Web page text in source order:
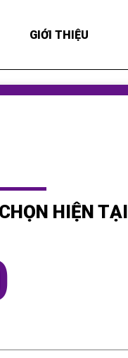
GIỚI THIỆU
HIỆN TẠI